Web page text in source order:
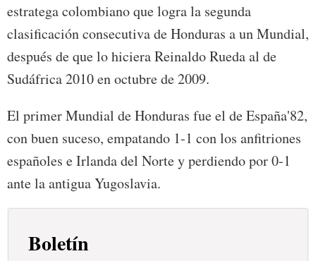
estratega colombiano que logra la segunda
clasificación consecutiva de Honduras a un Mundial,
después de que lo hiciera Reinaldo Rueda al de
Sudáfrica 2010 en octubre de 2009.
El primer Mundial de Honduras fue el de España'82,
con buen suceso, empatando 1-1 con los anfitriones
españoles e Irlanda del Norte y perdiendo por 0-1
ante la antigua Yugoslavia.
Boletín